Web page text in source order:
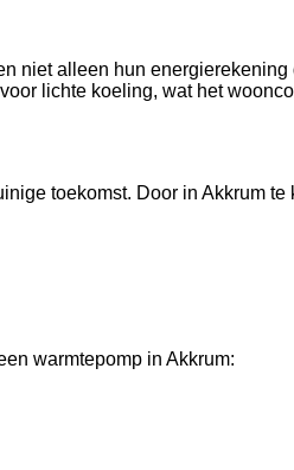
niet alleen hun
lichte koeling, wat het
toekomst. Door in Akkrum te
warmtepomp in Akkrum: